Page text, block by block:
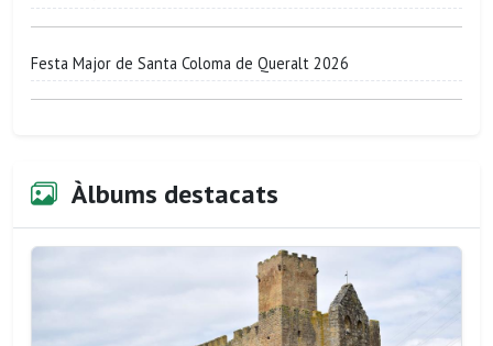
Festa Major de Santa Coloma de Queralt 2026
Àlbums destacats